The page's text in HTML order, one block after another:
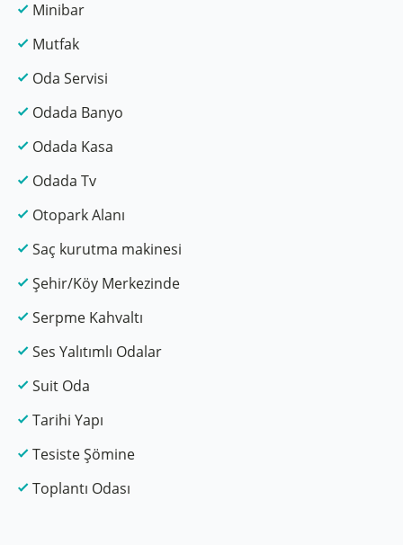
Minibar
Mutfak
Oda Servisi
Odada Banyo
Odada Kasa
Odada Tv
Otopark Alanı
Saç kurutma makinesi
Şehir/Köy Merkezinde
Serpme Kahvaltı
Ses Yalıtımlı Odalar
Suit Oda
Tarihi Yapı
Tesiste Şömine
Toplantı Odası